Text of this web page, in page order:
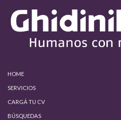
HOME
SERVICIOS
CARGÁ TU CV
BÚSQUEDAS